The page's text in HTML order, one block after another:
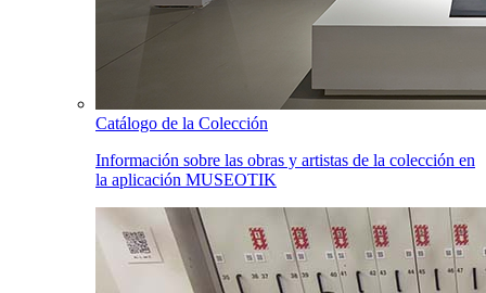
Catálogo de la Colección
Información sobre las obras y artistas de la colección en
la aplicación MUSEOTIK